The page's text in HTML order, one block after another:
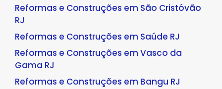
Reformas e Construções em São Cristóvão
RJ
Reformas e Construções em Saúde RJ
Reformas e Construções em Vasco da
Gama RJ
Reformas e Construções em Bangu RJ